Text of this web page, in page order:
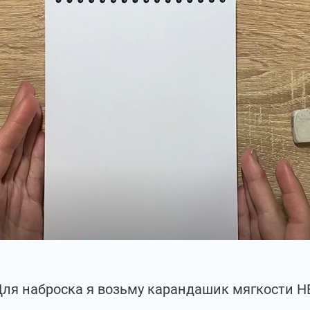
наброска я возьму карандашик мягкости